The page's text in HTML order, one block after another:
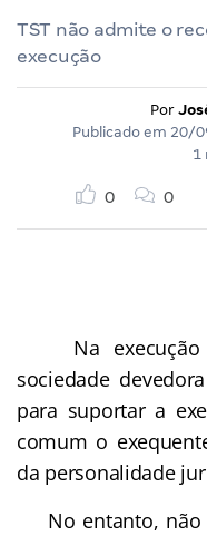
TST não admite o
execução
Por
Publicado em 20/
1
0 0
Na execução
sociedade
para suportar a
comum o
da personalidade
No entanto, não